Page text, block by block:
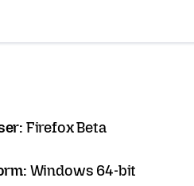
Firefox Beta
Windows 64-bit